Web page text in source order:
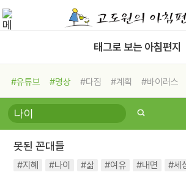
태그로 보는 아침편지
#유튜브 #명상 #다짐 #계획 #바이러스
#비전캠프
#독서캠프 #삶
#희망
#나눔 #친구 #링컨학교
#독서
#건강
못된 꼰대들
#지혜 #나이 #삶 #여유 #내면 #세